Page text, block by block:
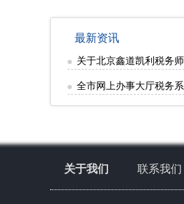
最新资讯
关于北京鑫道凯利税务
全市网上办事大厅税务
关于我们 联系我们